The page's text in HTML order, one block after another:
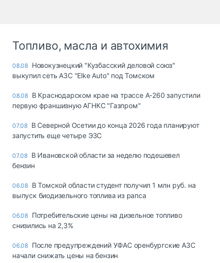
Топливо, масла и автохимия
08.08 Новокузнецкий "Кузбасский деловой союз"
выкупил сеть АЗС "Elke Auto" под Томском
08.08 В Краснодарском крае на трассе А-260 запустили
первую франшизную АГНКС "Газпром"
07.08 В Северной Осетии до конца 2026 года планируют
запустить еще четыре ЭЗС
07.08 В Ивановской области за неделю подешевел
бензин
06.08 В Томской области студент получил 1 млн руб. на
выпуск биодизельного топлива из рапса
06.08 Потребительские цены на дизельное топливо
снизились на 2,3%
06.08 После предупреждений УФАС оренбургские АЗС
начали снижать цены на бензин